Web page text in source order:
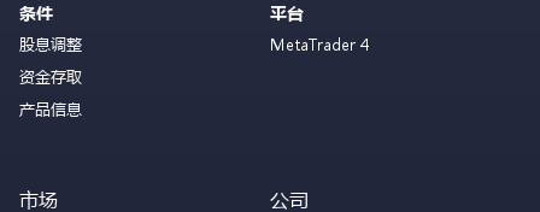
条件
股息调整
资金存取
产品信息
平台
MetaTrader 4
市场 公司